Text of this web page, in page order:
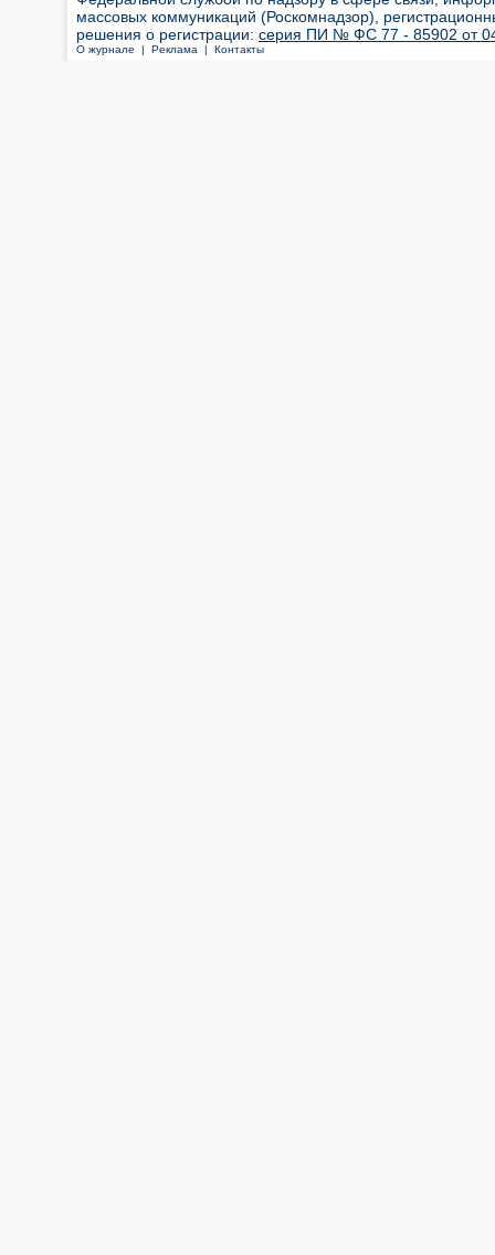
массовых коммуникаций (Роскомнадзор),
решения о регистрации: серия ПИ № ФС 77 - 85902 от 04
О журнале | Реклама | Контакты